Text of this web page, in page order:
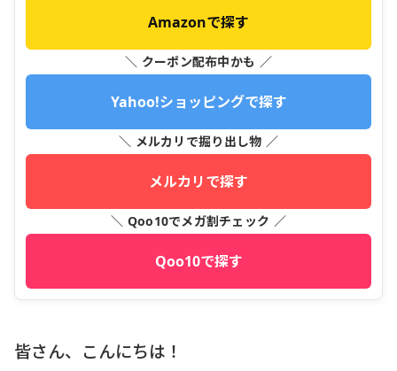
Amazonで探す
＼ クーポン配布中かも ／
Yahoo!ショッピングで探す
＼ メルカリで掘り出し物 ／
メルカリで探す
＼ Qoo10でメガ割チェック ／
Qoo10で探す
皆さん、こんにちは！